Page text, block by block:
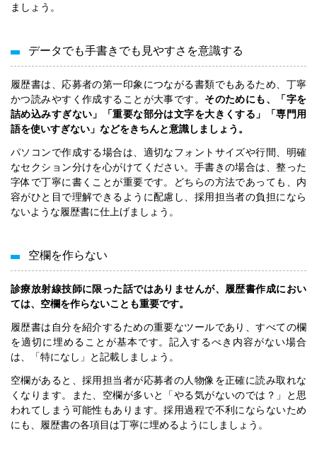
ましょう。
データでも手書きでも見やすさを意識する
履歴書は、応募者の第一印象につながる書類でもあるため、丁寧
かつ読みやすく作成することが大事です。 そのためにも、「字を
詰め込みすぎない」「重要な部分は文字を大きくする」「専門用
語を使いすぎない」などをきちんと意識しましょう。
パソコンで作成する場合は、適切なフォントサイズや行間、明確
なセクション分けを心がけてください。手書きの場合は、整った
字体で丁寧に書くことが重要です。どちらの方法であっても、内
容がひと目で理解できるように配慮し、採用担当者の負担になら
ないような履歴書に仕上げましょう。
空欄を作らない
診療放射線技師に限った話ではありませんが、履歴書作成におい
ては、空欄を作らないことも重要です。
履歴書は自分を紹介するための重要なツールであり、すべての欄
を適切に埋めることが基本です。記入するべき内容がない場合
は、「特になし」と記載しましょう。
空欄があると、採用担当者が応募者の人物像を正確に読み取れな
くなります。また、空欄が多いと「やる気がないのでは？」と思
われてしまう可能性もあります。採用過程で不利にならないため
にも、履歴書の各項目は丁寧に埋めるようにしましょう。